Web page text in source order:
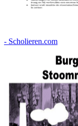
- Scholieren.com